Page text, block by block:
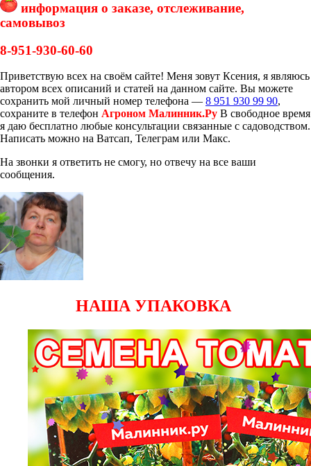
информация о заказе, отслеживание,
самовывоз
8-951-930-60-60
Приветствую всех на своём сайте! Меня зовут Ксения, я являюсь
автором всех описаний и статей на данном сайте. Вы можете
сохранить мой личный номер телефона — 8 951 930 99 90,
сохраните в телефон Агроном Малинник.Ру В свободное время
я даю бесплатно любые консультации связанные с садоводством.
Написать можно на Ватсап, Телеграм или Макс.
На звонки я ответить не смогу, но отвечу на все ваши
сообщения.
НАША УПАКОВКА